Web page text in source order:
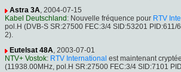
Astra 3A, 2004-07-15
Kabel Deutschland : Nouvelle fréquence pour RTV
pol.H (DVB-S SR:27500 FEC:3/4 SID:53201 PID:611/
2).
Eutelsat 48A, 2003-07-01
NTV+ Vostok: RTV International est maintenant
(11938.00MHz, pol.H SR:27500 FEC:3/4 SID:7101